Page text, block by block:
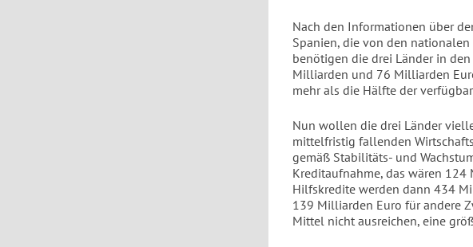
Nach den Informationen über
Spanien, die von den
benötigen die drei Länder in
Milliarden und 76 Milliarden
mehr als die Hälfte der
Nun wollen die drei Länder
mittelfristig fallenden
gemäß Stabilitäts- und
Kreditaufnahme, das wären
Hilfskredite werden dann 434
139 Milliarden Euro für andere
Mittel nicht ausreichen, eine